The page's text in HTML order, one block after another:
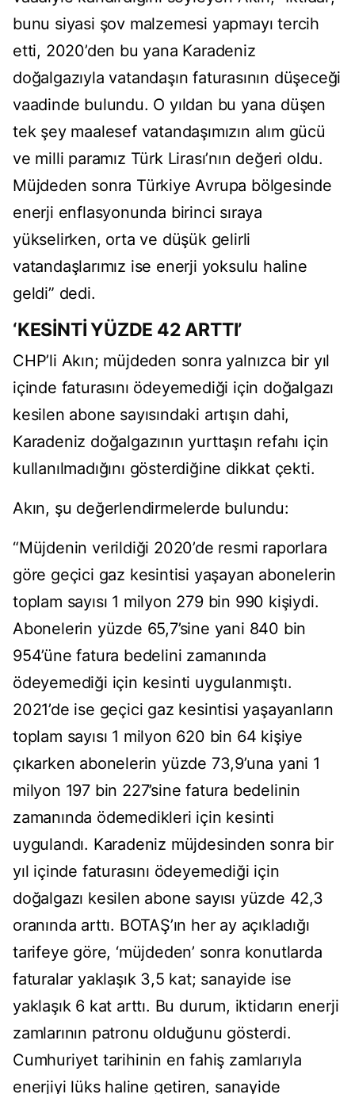
bunu siyasi şov malzemesi yapmayı tercih
etti, 2020’den bu yana Karadeniz
doğalgazıyla vatandaşın faturasının düşeceği
vaadinde bulundu. O yıldan bu yana düşen
tek şey maalesef vatandaşımızın alım gücü
ve milli paramız Türk Lirası’nın değeri oldu.
Müjdeden sonra Türkiye Avrupa bölgesinde
enerji enflasyonunda birinci sıraya
yükselirken, orta ve düşük gelirli
vatandaşlarımız ise enerji yoksulu haline
geldi” dedi.
‘KESİNTİ YÜZDE 42 ARTTI’
CHP’li Akın; müjdeden sonra yalnızca bir yıl
içinde faturasını ödeyemediği için doğalgazı
kesilen abone sayısındaki artışın dahi,
Karadeniz doğalgazının yurttaşın refahı için
kullanılmadığını gösterdiğine dikkat çekti.
Akın, şu değerlendirmelerde bulundu:
“Müjdenin verildiği 2020’de resmi raporlara
göre geçici gaz kesintisi yaşayan abonelerin
toplam sayısı 1 milyon 279 bin 990 kişiydi.
Abonelerin yüzde 65,7’sine yani 840 bin
954’üne fatura bedelini zamanında
ödeyemediği için kesinti uygulanmıştı.
2021’de ise geçici gaz kesintisi yaşayanların
toplam sayısı 1 milyon 620 bin 64 kişiye
çıkarken abonelerin yüzde 73,9’una yani 1
milyon 197 bin 227’sine fatura bedelinin
zamanında ödemedikleri için kesinti
uygulandı. Karadeniz müjdesinden sonra bir
yıl içinde faturasını ödeyemediği için
doğalgazı kesilen abone sayısı yüzde 42,3
oranında arttı. BOTAŞ’ın her ay açıkladığı
tarifeye göre, ‘müjdeden’ sonra konutlarda
faturalar yaklaşık 3,5 kat; sanayide ise
yaklaşık 6 kat arttı. Bu durum, iktidarın enerji
zamlarının patronu olduğunu gösterdi.
Cumhuriyet tarihinin en fahiş zamlarıyla
enerjiyi lüks haline getiren, sanayide